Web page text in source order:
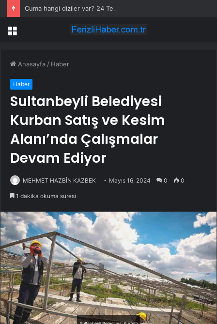
Menü
Anasayfa / Haber
Haber
Sultanbeyli Belediyesi
Kurban Satış ve Kesim
Alanı’nda Çalışmalar
Devam Ediyor
MEHMET HAZBİN KAZBEK Mayıs 16, 2024 0 0
1 dakika okuma süresi